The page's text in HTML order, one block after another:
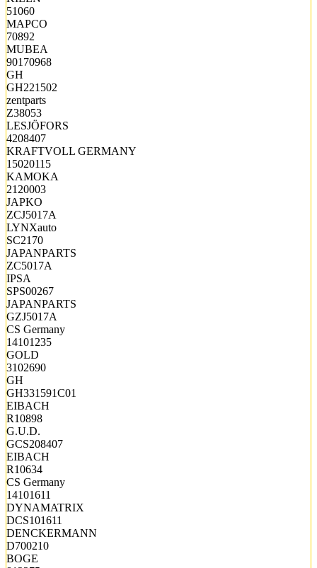
51060
MAPCO
70892
MUBEA
90170968
GH
GH221502
zentparts
Z38053
LESJÖFORS
4208407
KRAFTVOLL GERMANY
15020115
KAMOKA
2120003
JAPKO
ZCJ5017A
LYNXauto
SC2170
JAPANPARTS
ZC5017A
IPSA
SPS00267
JAPANPARTS
GZJ5017A
CS Germany
14101235
GOLD
3102690
GH
GH331591C01
EIBACH
R10898
G.U.D.
GCS208407
EIBACH
R10634
CS Germany
14101611
DYNAMATRIX
DCS101611
DENCKERMANN
D700210
BOGE